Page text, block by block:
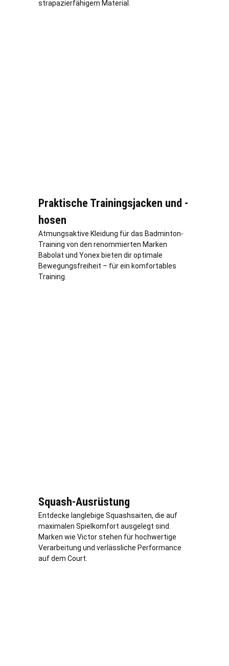
strapazierfähigem Material.
Praktische Trainingsjacken und -
hosen
Atmungsaktive Kleidung für das Badminton-
Training von den renommierten Marken
Babolat und Yonex bieten dir optimale
Bewegungsfreiheit – für ein komfortables
Training.
Squash-Ausrüstung
Entdecke langlebige Squashsaiten, die auf
maximalen Spielkomfort ausgelegt sind.
Marken wie Victor stehen für hochwertige
Verarbeitung und verlässliche Performance
auf dem Court.